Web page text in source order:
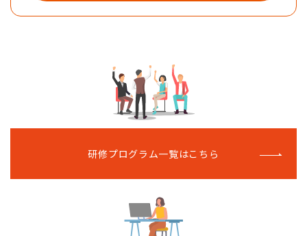
研修プログラム一覧はこちら